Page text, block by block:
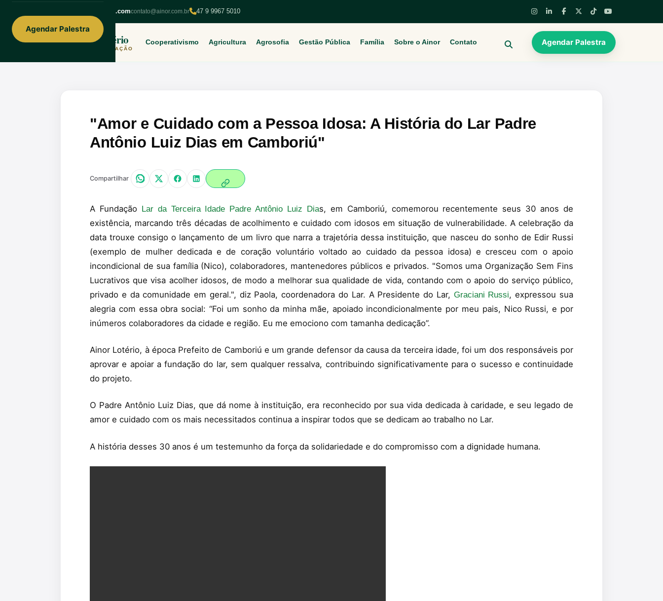
ainorfloterio@gmail.comcontato@ainor.com.br 47 9 9967 5010
Ainor Lotério
MENTE & CORAÇÃO
Cooperativismo Agricultura Agrosofia Gestão Pública Família Sobre o Ainor Contato Agendar Palestra
Agendar Palestra
"Amor e Cuidado com a Pessoa Idosa: A História do Lar Padre
Antônio Luiz Dias em Camboriú"
Compartilhar
A Fundação Lar da Terceira Idade Padre Antônio Luiz Dias, em Camboriú, comemorou recentemente seus 30 anos de
existência, marcando três décadas de acolhimento e cuidado com idosos em situação de vulnerabilidade. A celebração da
data trouxe consigo o lançamento de um livro que narra a trajetória dessa instituição, que nasceu do sonho de Edir Russi
(exemplo de mulher dedicada e de coração voluntário voltado ao cuidado da pessoa idosa) e cresceu com o apoio
incondicional de sua família (Nico), colaboradores, mantenedores públicos e privados. "Somos uma Organização Sem Fins
Lucrativos que visa acolher idosos, de modo a melhorar sua qualidade de vida, contando com o apoio do serviço público,
privado e da comunidade em geral.", diz Paola, coordenadora do Lar. A Presidente do Lar, Graciani Russi, expressou sua
alegria com essa obra social: “Foi um sonho da minha mãe, apoiado incondicionalmente por meu pais, Nico Russi, e por
inúmeros colaboradores da cidade e região. Eu me emociono com tamanha dedicação”.
Ainor Lotério, à época Prefeito de Camboriú e um grande defensor da causa da terceira idade, foi um dos responsáveis por
aprovar e apoiar a fundação do lar, sem qualquer ressalva, contribuindo significativamente para o sucesso e continuidade
do projeto.
O Padre Antônio Luiz Dias, que dá nome à instituição, era reconhecido por sua vida dedicada à caridade, e seu legado de
amor e cuidado com os mais necessitados continua a inspirar todos que se dedicam ao trabalho no Lar.
A história desses 30 anos é um testemunho da força da solidariedade e do compromisso com a dignidade humana.